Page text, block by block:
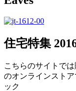
住宅特集
こちらのサイトで
のオンラインスト
ック